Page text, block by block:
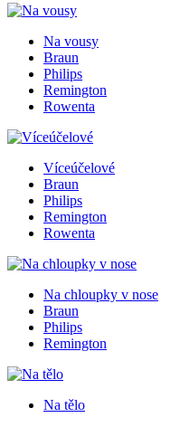
Na vousy
Braun
Philips
Remington
Rowenta
Víceúčelové
Braun
Philips
Remington
Rowenta
Na chloupky v nose
Braun
Philips
Remington
Na tělo